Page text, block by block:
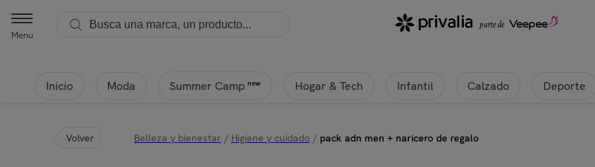
Menu
Inicio Moda Summer Camp new Hogar & Tech Infantil Calzado Deporte
Volver Belleza y bienestar / Higiene y cuidado / pack adn men + naricero de regalo